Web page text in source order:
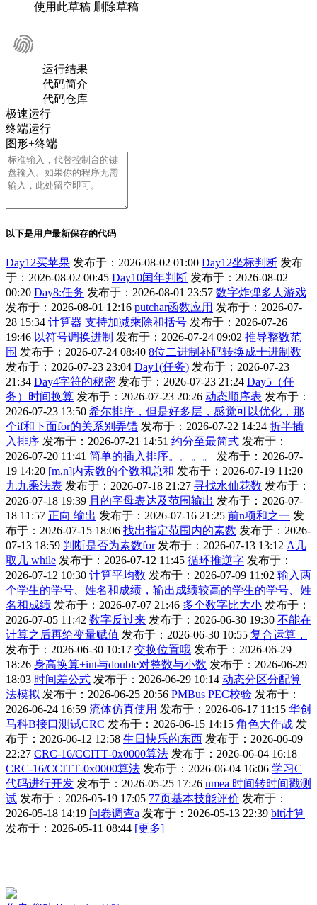
使用此草稿 删除草稿
运行结果
代码简介
代码仓库
极速运行
终端运行
图形+终端
以下是用户最新保存的代码
Day12买苹果 发布于：2026-08-02 01:00 Day12坐标判断 发布
于：2026-08-02 00:45 Day10闰年判断 发布于：2026-08-02
00:20 Day8:任务 发布于：2026-08-01 23:57 数字炸弹多人游戏
发布于：2026-08-01 12:16 putchar函数应用 发布于：2026-07-
28 15:34 计算器 支持加减乘除和括号 发布于：2026-07-26
19:46 以符号调换进制 发布于：2026-07-24 09:02 推导整数范
围 发布于：2026-07-24 08:40 8位二进制补码转换成十进制数
发布于：2026-07-23 23:04 Day1(任务) 发布于：2026-07-23
21:34 Day4字符的秘密 发布于：2026-07-23 21:24 Day5（任
务）时间换算 发布于：2026-07-23 20:26 动态顺序表 发布于：
2026-07-23 13:50 希尔排序，但是好多层，感觉可以优化，那
个if和下面for的关系别弄错 发布于：2026-07-22 14:24 折半插
入排序 发布于：2026-07-21 14:51 约分至最简式 发布于：
2026-07-20 11:41 简单的插入排序。。。。
发布于：2026-07-
19 14:20 [m,n]内素数的个数和总和 发布于：2026-07-19 11:20
九九乘法表 发布于：2026-07-18 21:27 寻找水仙花数 发布于：
2026-07-18 19:39 且的字母表达及范围输出 发布于：2026-07-
18 11:57 正向 输出 发布于：2026-07-16 21:25 前n项和之一 发
布于：2026-07-15 18:06 找出指定范围内的素数 发布于：2026-
07-13 18:59 判断是否为素数for 发布于：2026-07-13 13:12 A几
取几 while 发布于：2026-07-12 11:45 循环推逆字 发布于：
2026-07-12 10:30 计算平均数 发布于：2026-07-09 11:02 输入两
个学生的学号、姓名和成绩，输出成绩较高的学生的学号、姓
名和成绩 发布于：2026-07-07 21:46 多个数字比大小 发布于：
2026-07-05 11:42 数字反过来 发布于：2026-06-30 19:30 不能在
计算之后再给变量赋值 发布于：2026-06-30 10:55 复合运算，
发布于：2026-06-30 10:17 交换位置哦 发布于：2026-06-29
18:26 身高换算+int与double对整数与小数 发布于：2026-06-29
18:03 时间差公式 发布于：2026-06-29 10:14 动态分区分配算
法模拟 发布于：2026-06-25 20:56 PMBus PEC校验 发布于：
2026-06-24 16:59 流体仿真使用 发布于：2026-06-17 11:15 华创
马科B接口测试CRC 发布于：2026-06-15 14:15 角色大作战 发
布于：2026-06-12 12:58 生日快乐的东西 发布于：2026-06-09
22:27 CRC‑16/CCITT‑0x0000算法 发布于：2026-06-04 16:18
CRC‑16/CCITT‑0x0000算法 发布于：2026-06-04 16:06 学习C
代码进行开发 发布于：2026-05-25 17:26 nmea 时间转时间戳测
试 发布于：2026-05-19 17:05 77页基本技能评价 发布于：
2026-05-18 14:19 问卷调查a 发布于：2026-05-13 22:39 bit计算
发布于：2026-05-11 08:44 [更多]